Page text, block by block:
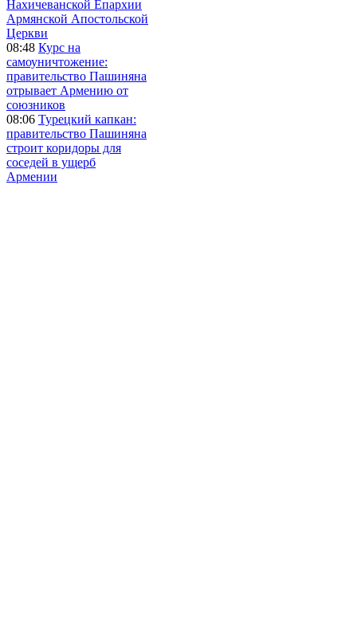
Нахичеванской Епархии
Армянской Апостольской
Церкви
08:48 Курс на
самоуничтожение:
правительство Пашиняна
отрывает Армению от
союзников
08:06 Турецкий капкан:
правительство Пашиняна
строит коридоры для
соседей в ущерб
Армении